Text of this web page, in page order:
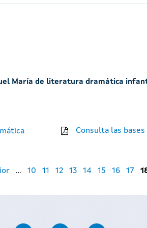
María de literatura dramática
Consulta las
… 10 11 12 13 14 15 16 17